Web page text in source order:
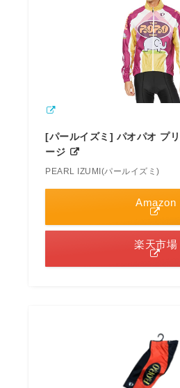
[パールイズミ] パオパオ プ
ージ
PEARL IZUMI(パールイズミ)
Amazon
楽天市場